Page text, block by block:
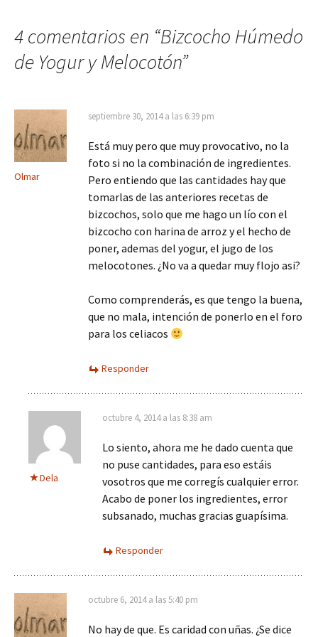
entradas
4 comentarios en “Bizcocho Húmedo
de Yogur y Melocotón”
Olmar
septiembre 30, 2014 a las 6:39 pm
Está muy pero que muy provocativo, no la
foto si no la combinación de ingredientes.
Pero entiendo que las cantidades hay que
tomarlas de las anteriores recetas de
bizcochos, solo que me hago un lío con el
bizcocho con harina de arroz y el hecho de
poner, ademas del yogur, el jugo de los
melocotones. ¿No va a quedar muy flojo asi?
Como comprenderás, es que tengo la buena,
que no mala, intención de ponerlo en el foro
para los celiacos
Responder
Dela
octubre 4, 2014 a las 8:38 am
Lo siento, ahora me he dado cuenta que
no puse cantidades, para eso estáis
vosotros que me corregís cualquier error.
Acabo de poner los ingredientes, error
subsanado, muchas gracias guapísima.
Responder
octubre 6, 2014 a las 5:40 pm
No hay de que. Es caridad con uñas. ¿Se dice